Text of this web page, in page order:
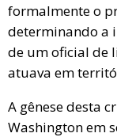
formalmente o
determinando a
de um oficial de
atuava em
A gênese desta
Washington em